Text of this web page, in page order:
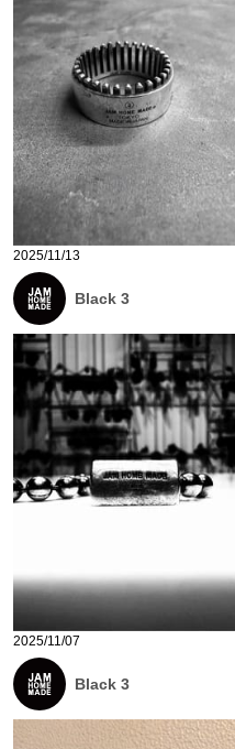
2025/11/13
Black 3
2025/11/07
Black 3